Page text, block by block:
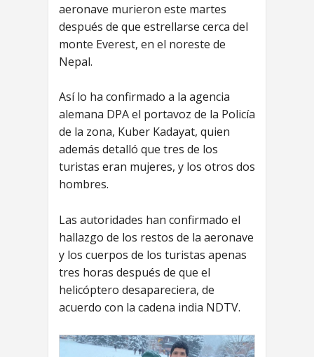
aeronave murieron este martes
después de que estrellarse cerca del
monte Everest, en el noreste de
Nepal.
Así lo ha confirmado a la agencia
alemana DPA el portavoz de la Policía
de la zona, Kuber Kadayat, quien
además detalló que tres de los
turistas eran mujeres, y los otros dos
hombres.
Las autoridades han confirmado el
hallazgo de los restos de la aeronave
y los cuerpos de los turistas apenas
tres horas después de que el
helicóptero desapareciera, de
acuerdo con la cadena india NDTV.